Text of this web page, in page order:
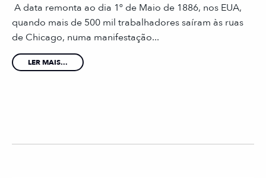
A data remonta ao dia 1º de Maio de 1886, nos EUA,
quando mais de 500 mil trabalhadores saíram às ruas
de Chicago, numa manifestação...
LER MAIS...